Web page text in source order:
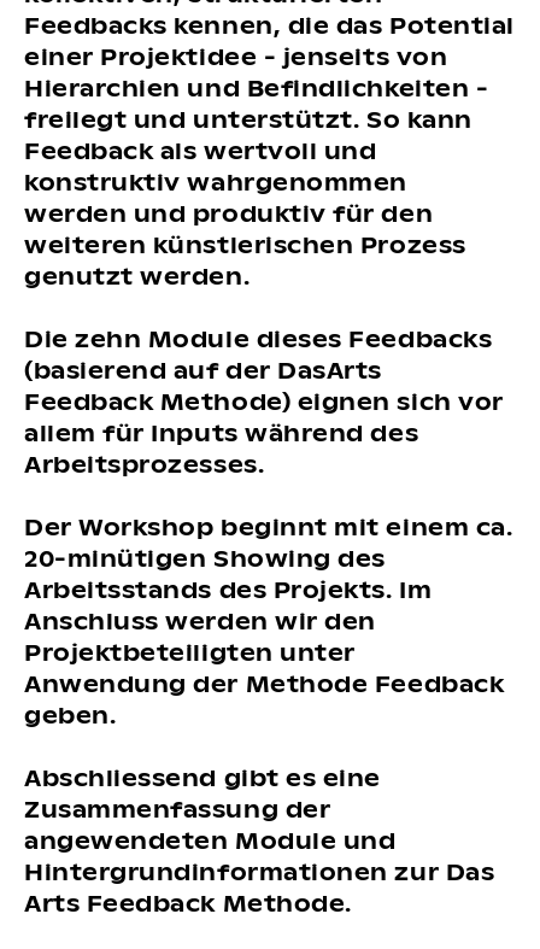
Feedbacks kennen, die das Potential
einer Projektidee - jenseits von
Hierarchien und Befindlichkeiten -
freilegt und unterstützt. So kann
Feedback als wertvoll und
konstruktiv wahrgenommen
werden und produktiv für den
weiteren künstlerischen Prozess
genutzt werden.
Die zehn Module dieses Feedbacks
(basierend auf der DasArts
Feedback Methode) eignen sich vor
allem für Inputs während des
Arbeitsprozesses.
Der Workshop beginnt mit einem ca.
20-minütigen Showing des
Arbeitsstands des Projekts. Im
Anschluss werden wir den
Projektbeteiligten unter
Anwendung der Methode Feedback
geben.
Abschliessend gibt es eine
Zusammenfassung der
angewendeten Module und
Hintergrundinformationen zur Das
Arts Feedback Methode.